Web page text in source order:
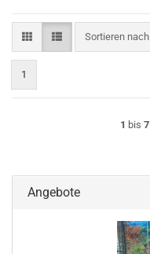
Sortieren nach
Sortieren nach
1
1 bis 7
Angebote